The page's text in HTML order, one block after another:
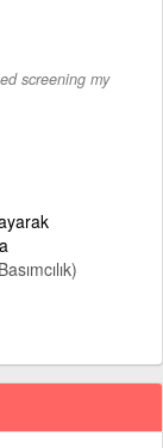
screening my